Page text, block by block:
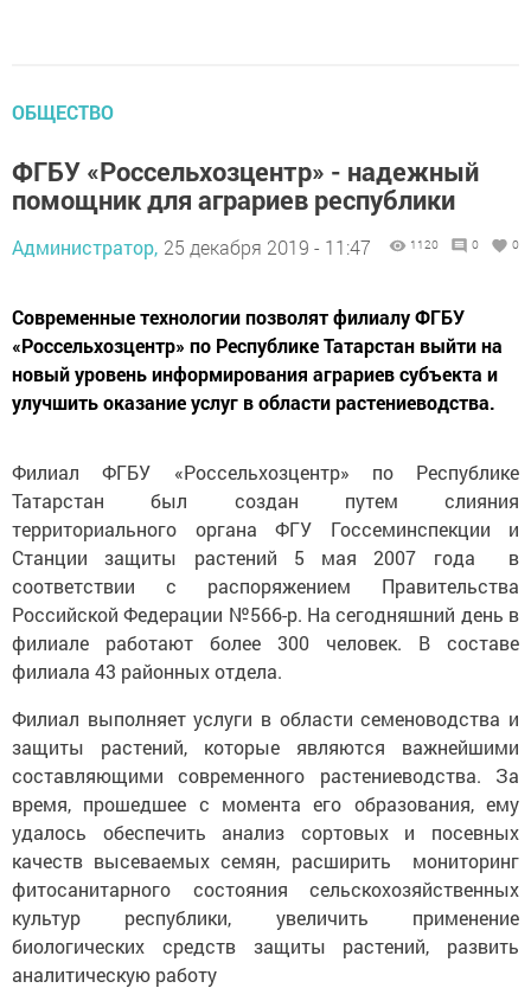
ОБЩЕСТВО
ФГБУ «Россельхозцентр» - надежный
помощник для аграриев республики
Администратор, 25 декабря 2019 - 11:47 1120 0 0
Современные технологии позволят филиалу ФГБУ
«Россельхозцентр» по Республике Татарстан выйти на
новый уровень информирования аграриев субъекта и
улучшить оказание услуг в области растениеводства.
Филиал ФГБУ «Россельхозцентр» по Республике
Татарстан был создан путем слияния
территориального органа ФГУ Госсеминспекции и
Станции защиты растений 5 мая 2007 года в
соответствии с распоряжением Правительства
Российской Федерации №566-р. На сегодняшний день в
филиале работают более 300 человек. В составе
филиала 43 районных отдела.
Филиал выполняет услуги в области семеноводства и
защиты растений, которые являются важнейшими
составляющими современного растениеводства. За
время, прошедшее с момента его образования, ему
удалось обеспечить анализ сортовых и посевных
качеств высеваемых семян, расширить мониторинг
фитосанитарного состояния сельскохозяйственных
культур республики, увеличить применение
биологических средств защиты растений, развить
аналитическую работу